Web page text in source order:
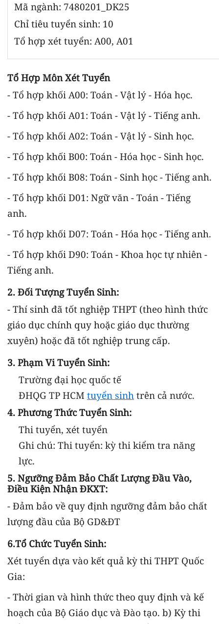
Mã ngành: 7480201_DK25
Chỉ tiêu tuyển sinh: 10
Tổ hợp xét tuyển: A00, A01
Tổ Hợp Môn Xét Tuyển
- Tổ hợp khối A00: Toán - Vật lý - Hóa học.
- Tổ hợp khối A01: Toán - Vật lý - Tiếng anh.
- Tổ hợp khối A02: Toán - Vật lý - Sinh học.
- Tổ hợp khối B00: Toán - Hóa học - Sinh học.
- Tổ hợp khối B08: Toán - Sinh học - Tiếng anh.
- Tổ hợp khối D01: Ngữ văn - Toán - Tiếng
anh.
- Tổ hợp khối D07: Toán - Hóa học - Tiếng anh.
- Tổ hợp khối D90: Toán - Khoa học tự nhiên -
Tiếng anh.
2. Đối Tượng Tuyển Sinh:
- Thí sinh đã tốt nghiệp THPT (theo hình thức
giáo dục chính quy hoặc giáo dục thường
xuyên) hoặc đã tốt nghiệp trung cấp.
3. Phạm Vi Tuyển Sinh:
Trường đại học quốc tế
ĐHQG TP HCM tuyển sinh trên cả nước.
4. Phương Thức Tuyển Sinh:
Thi tuyển, xét tuyển
Ghi chú: Thi tuyển: kỳ thi kiểm tra năng
lực.
5. Ngưỡng Đảm Bảo Chất Lượng Đầu Vào,
Điều Kiện Nhận ĐKXT:
- Đảm bảo về quy định ngưỡng đảm bảo chất
lượng đầu của Bộ GD&ĐT
6.Tổ Chức Tuyển Sinh:
Xét tuyển dựa vào kết quả kỳ thi THPT Quốc
Gia:
- Thời gian và hình thức theo quy định và kế
hoạch của Bộ Giáo dục và Đào tạo. b) Kỳ thi